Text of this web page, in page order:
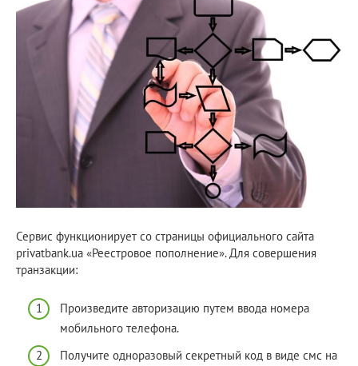
Сервис функционирует со страницы официального сайта
privatbank.ua «Реестровое пополнение». Для совершения
транзакции:
Произведите авторизацию путем ввода номера
мобильного телефона.
Получите одноразовый секретный код в виде смс на